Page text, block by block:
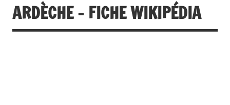
ARDÈCHE – FICHE WIKIPÉDIA